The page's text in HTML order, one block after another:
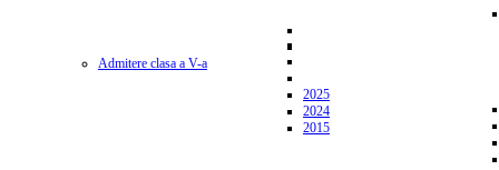
Admitere clasa a V-a
2025
2024
2015